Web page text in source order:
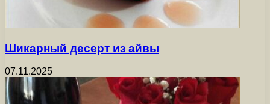
Шикарный десерт из айвы
07.11.2025